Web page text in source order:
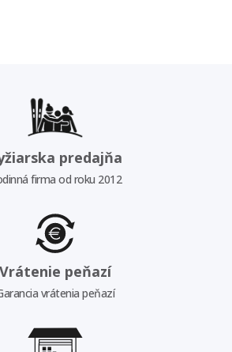
predajňa
firma od roku 2012
Vrátenie peňazí
vrátenia peňazí